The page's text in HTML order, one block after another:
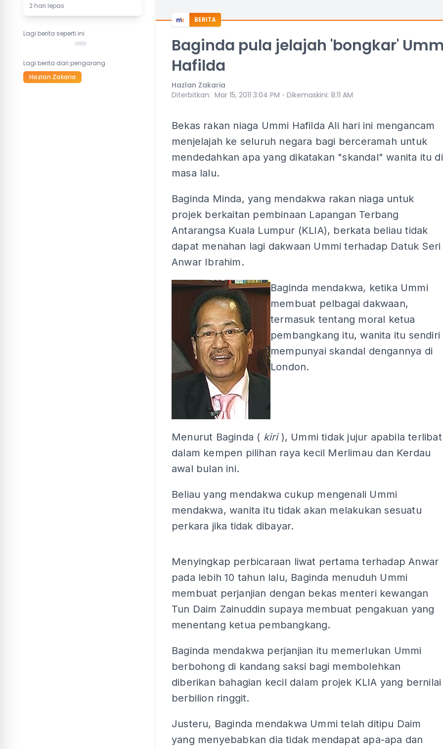
2 hari lepas
Lagi berita seperti ini
Lagi berita dari pengarang
Hazlan Zakaria
BERITA
Baginda pula jelajah 'bongkar'
Hafilda
Hazlan Zakaria
Diterbitkan: Mar 15, 2011 3:04 PM ⋅ Dikemaskini: 8:11 AM
Bekas rakan niaga Ummi Hafilda Ali hari ini mengancam
menjelajah ke seluruh negara bagi berceramah untuk
mendedahkan apa yang dikatakan "skandal" wanita itu di
masa lalu.
Baginda Minda, yang mendakwa rakan niaga untuk
projek berkaitan pembinaan Lapangan Terbang
Antarangsa Kuala Lumpur (KLIA), berkata beliau tidak
dapat menahan lagi dakwaan Ummi terhadap Datuk Seri
Anwar Ibrahim.
Baginda mendakwa, ketika Ummi
membuat pelbagai dakwaan,
termasuk tentang moral ketua
pembangkang itu, wanita itu sendiri
mempunyai skandal dengannya di
London.
Menurut Baginda ( kiri ), Ummi tidak jujur apabila terlibat
dalam kempen pilihan raya kecil Merlimau dan Kerdau
awal bulan ini.
Beliau yang mendakwa cukup mengenali Ummi
mendakwa, wanita itu tidak akan melakukan sesuatu
perkara jika tidak dibayar.
Menyingkap perbicaraan liwat pertama terhadap Anwar
pada lebih 10 tahun lalu, Baginda menuduh Ummi
membuat perjanjian dengan bekas menteri kewangan
Tun Daim Zainuddin supaya membuat pengakuan yang
menentang ketua pembangkang.
Baginda mendakwa perjanjian itu memerlukan Ummi
berbohong di kandang saksi bagi membolehkan
diberikan bahagian kecil dalam projek KLIA yang bernilai
berbilion ringgit.
Justeru, Baginda mendakwa Ummi telah ditipu Daim
yang menyebabkan dia tidak mendapat apa-apa dan